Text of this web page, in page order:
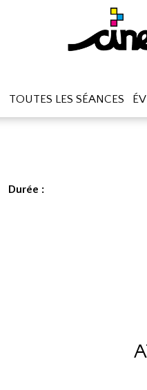
TOUTES LES SÉANCES
Durée :